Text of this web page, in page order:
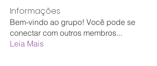
Informações
Bem-vindo ao grupo! Você pode se
conectar com outros membros...
Leia Mais